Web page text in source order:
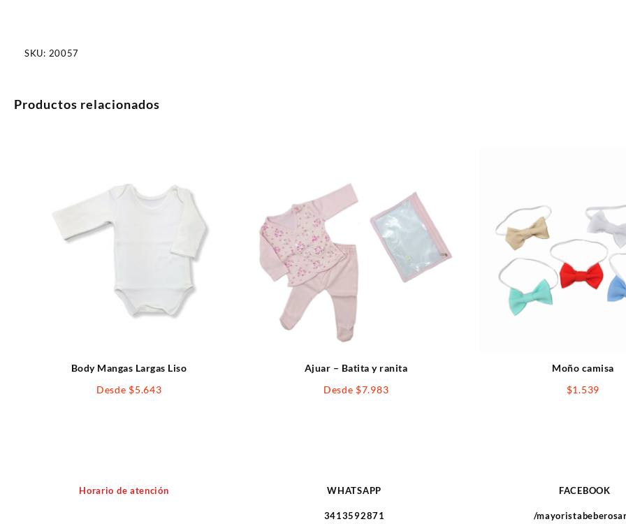
SKU: 20057
Productos relacionados
Body Mangas Largas Liso
Desde $5.643
Ajuar – Batita y ranita
Desde $7.983
Moño camisa
$1.539
Horario de atención WHATSAPP
3413592871
FACEBOOK
/